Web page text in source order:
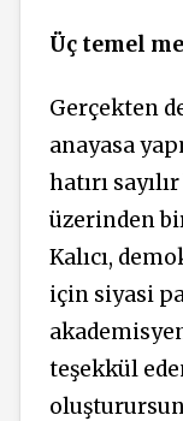
Üç temel
Gerçekten
anayasa
hatırı
üzerinden
Kalıcı,
için siyasi
teşekkül